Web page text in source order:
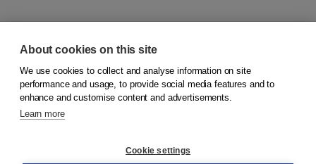
© 2026Koninklijke Boom uitgevers
About cookies on this site
We use cookies to collect and analyse information on site
performance and usage, to provide social media features and to
enhance and customise content and advertisements.
Learn more
Cookie settings